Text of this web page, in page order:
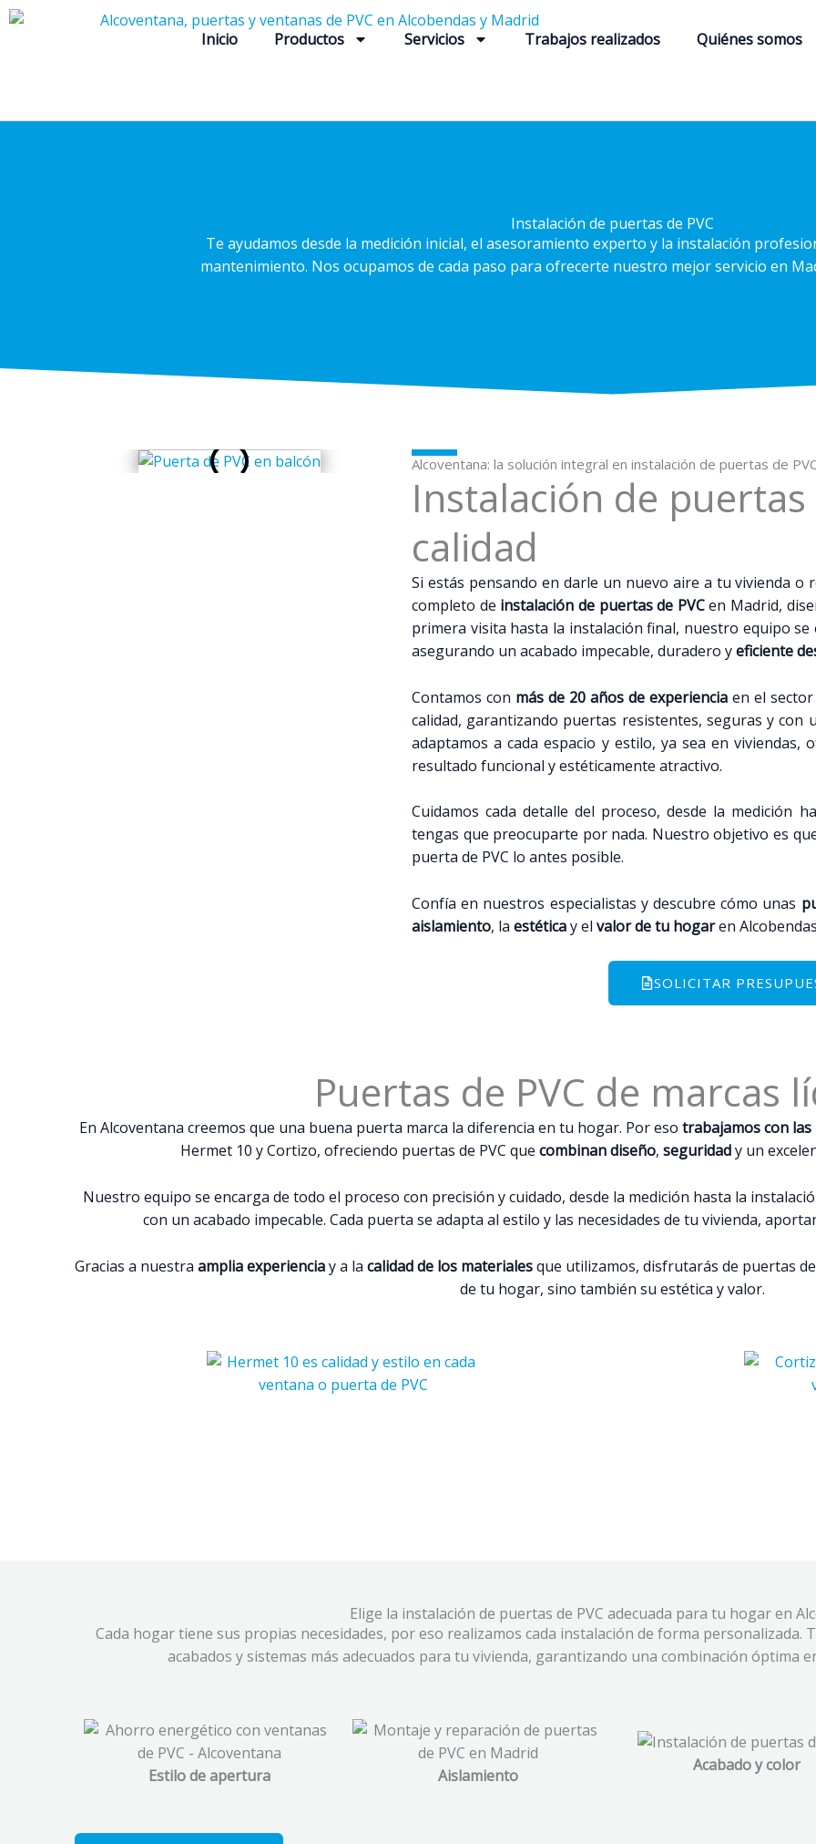
Ir
Inicio Productos Servicios Trabajos realizados Quiénes somos
Instalación de puertas de PVC
Te ayudamos desde la medición inicial, el asesoramiento experto y la instalación
mantenimiento. Nos ocupamos de cada paso para ofrecerte nuestro mejor servicio en
Alcoventana: la solución integral en instalación de puertas de
Instalación de puertas
calidad
Si estás pensando en darle un nuevo aire a tu vivienda
completo de instalación de puertas de PVCen Madrid,
primera visita hasta la instalación final, nuestro equipo
asegurando un acabado impecable, duradero yeficiente
Contamos con más de 20 años de experiencia en el
calidad, garantizando puertas resistentes, seguras y con
adaptamos a cada espacio y estilo, ya sea en viviendas,
resultado funcional y estéticamente atractivo.
Cuidamos cada detalle del proceso, desde la medición
tengas que preocuparte por nada. Nuestro objetivo es
puerta de PVC lo antes posible.
Confía en nuestros especialistas y descubre cómo unas
aislamiento, la estéticay el valor de tu hogaren
SOLICITAR
Puertas de PVC de marcas
En Alcoventana creemos que una buena puerta marca la diferencia en tu hogar. Por eso trabajamos con las
Hermet 10 y Cortizo, ofreciendo puertas de PVC que combinan diseño, seguridady un
Nuestro equipo se encarga de todo el proceso con precisión y cuidado, desde la medición hasta la
con un acabado impecable. Cada puerta se adapta al estilo y las necesidades de tu vivienda,
Gracias a nuestra amplia experienciay a la calidad de los materialesque utilizamos, disfrutarás de puertas
de tu hogar, sino también su estética y valor.
Elige la instalación de puertas de PVC adecuada para tu hogar en
Cada hogar tiene sus propias necesidades, por eso realizamos cada instalación de forma personalizada.
acabados y sistemas más adecuados para tu vivienda, garantizando una combinación óptima
Estilo de apertura Aislamiento
Acabado y color